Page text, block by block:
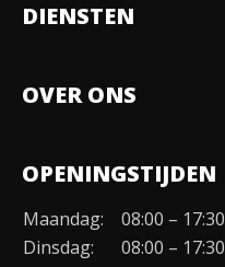
DIENSTEN
OVER ONS
Organisatie
Duurzaamheid
OPENINGSTIJDEN
Maandag:
08:00 – 17:30
Dinsdag:
08:00 – 17:30